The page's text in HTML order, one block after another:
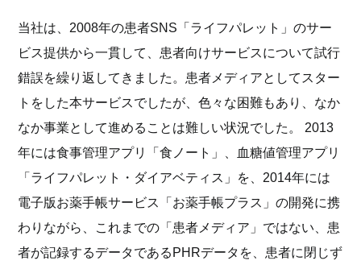
当社は、2008年の患者SNS「ライフパレット」のサー
ビス提供から一貫して、患者向けサービスについて試行
錯誤を繰り返してきました。患者メディアとしてスター
トをした本サービスでしたが、色々な困難もあり、なか
なか事業として進めることは難しい状況でした。
2013
年には食事管理アプリ「食ノート」、血糖値管理アプリ
「ライフパレット・ダイアベティス」を、2014年には
電子版お薬手帳サービス「お薬手帳プラス」の開発に携
わりながら、これまでの「患者メディア」ではない、患
者が記録するデータであるPHRデータを、患者に閉じず